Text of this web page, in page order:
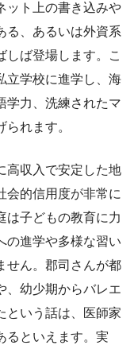
ット上の書き込みや
る、あるいは外資系
しば登場します。こ
立学校に進学し、海
学力、洗練されたマ
れます。
高収入で安定した地
会的信用度が非常に
は子どもの教育に力
の進学や多様な習い
せん。郡司さんが都
、幼少期からバレエ
という話は、医師家
るといえます。実